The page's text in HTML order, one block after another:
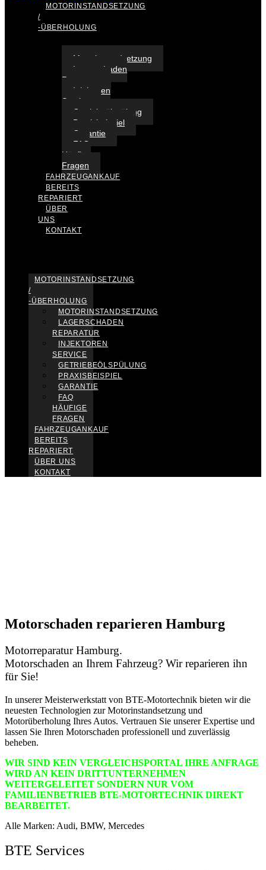
MOTORINSTANDSETZUNG
/
-ÜBERHOLUNG
Motorinstandsetzung
Lagerschaden
Reparatur
Injektoren
Service
Getriebeölspülung
Praxisbeispiel
Garantie
FAQ
Häufige
Fragen
FAHRZEUGANKAUF
BEREITS
REPARIERT
ÜBER
UNS
KONTAKT
MOTORINSTANDSETZUNG
/
-ÜBERHOLUNG
MOTORINSTANDSETZUNG
LAGERSCHADEN
REPARATUR
INJEKTOREN
SERVICE
GETRIEBEÖLSPÜLUNG
PRAXISBEISPIEL
GARANTIE
FAQ
HÄUFIGE
FRAGEN
FAHRZEUGANKAUF
BEREITS
REPARIERT
ÜBER UNS
KONTAKT
Motorschaden reparieren Hamburg
Motorreparatur Hamburg.
Motorschaden an Ihrem Fahrzeug? Wir reparieren ihn
für Sie!
In unserer Meisterwerkstatt von BTE-Motortechnik bieten wir die
neuesten Technologien zur Motorinstandsetzung und
Motorüberholung Ihres Autos. Vertrauen Sie unserer Expertise und
lassen Sie Ihren Motorschaden professionell und zuverlässig
beheben.
WIR SIND KEIN VERGLEICHSPORTAL IHRE ANFRAGE
WIRD AN KEIN DRITTUNTERNEHMEN
WEITERGELEITET SONDERN NUR VOM
FAMILIENBETRIEB BTE-MOTORTECHNIK DIREKT
BEARBEITET.
Alle Marken: Audi, BMW, Mercedes
BTE Services